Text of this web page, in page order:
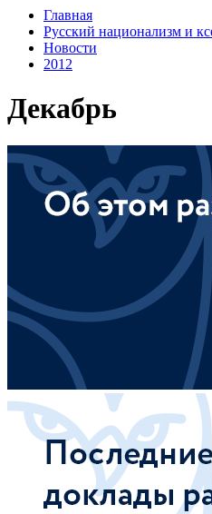
Главная
Русский национализм и
Новости
2012
Декабрь